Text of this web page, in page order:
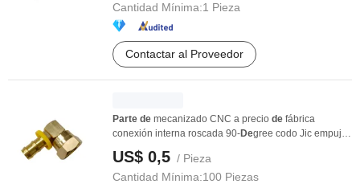
Cantidad Mínima:1 Pieza
Contactar al Proveedor
Parte de mecanizado CNC a precio de fábrica
conexión interna roscada 90-Degree codo Jic empuje
US$ 0,5 / Pieza
Cantidad Mínima:100 Piezas